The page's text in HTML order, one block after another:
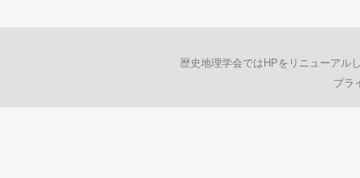
歴史地理学会ではHPをリニューアル
プラ